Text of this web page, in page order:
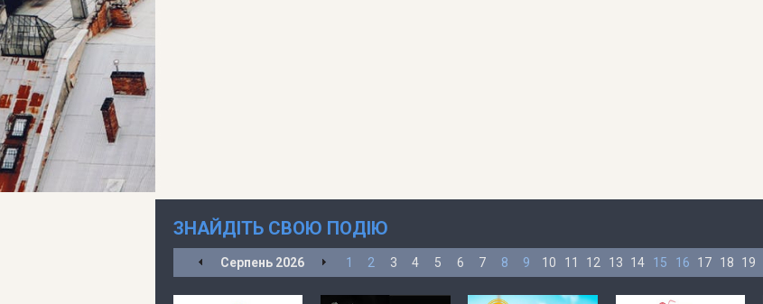
ЗНАЙДІТЬ СВОЮ ПОДІЮ
Серпень 2026 1 2 3 4 5 6 7 8 9 10 11 12 13 14 15 16 17 18 19